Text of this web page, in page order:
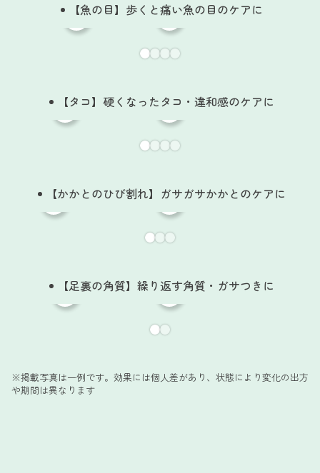
【魚の目】歩くと痛い魚の目のケアに
【タコ】硬くなったタコ・違和感のケアに
【かかとのひび割れ】ガサガサかかとのケアに
【足裏の角質】繰り返す角質・ガサつきに
※掲載写真は一例です。効果には個人差があり、状態により変化の出方
や期間は異なります